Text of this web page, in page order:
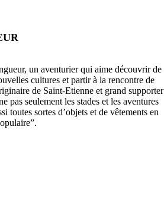
un aventurier qui aime découvrir de
cultures et partir à la rencontre de
de Saint-Etienne et grand supporter
pas seulement les stades et les aventures
toutes sortes d’objets et de vêtements en